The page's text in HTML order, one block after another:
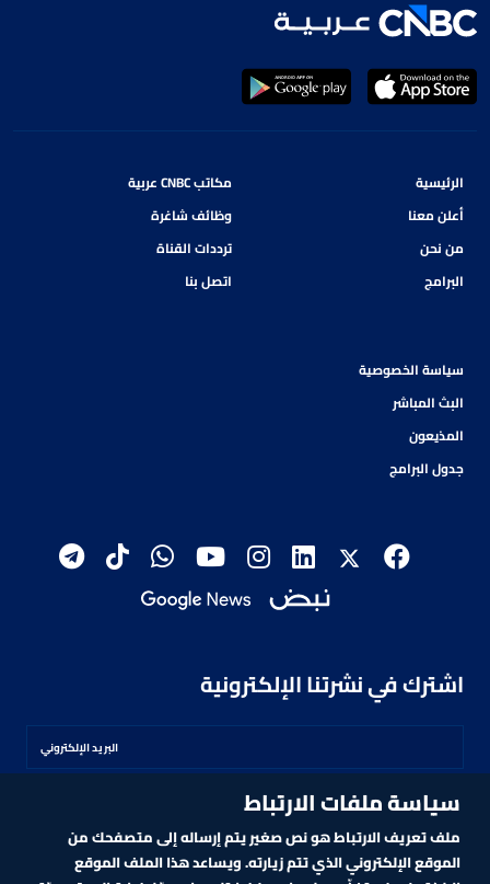
الرئيسية
أعلن معنا
من نحن
البرامج
مكاتب CNBC عربية
وظائف شاغرة
ترددات القناة
اتصل بنا
سياسة الخصوصية
البث المباشر
المذيعون
جدول البرامج
اشترك في نشرتنا الإلكترونية
اشترك
سياسة ملفات الارتباط
ملف تعريف الارتباط هو نص صغير يتم إرساله إلى متصفحك من
الموقع الإلكتروني الذي تتم زيارته. ويساعد هذا الملف الموقع